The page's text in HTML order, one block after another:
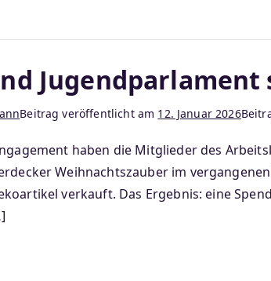
Beitrag veröffentlicht am 12. Januar 2026
haben die Mitglieder des
Weihnachtszauber im
verkauft. Das Ergebnis: eine